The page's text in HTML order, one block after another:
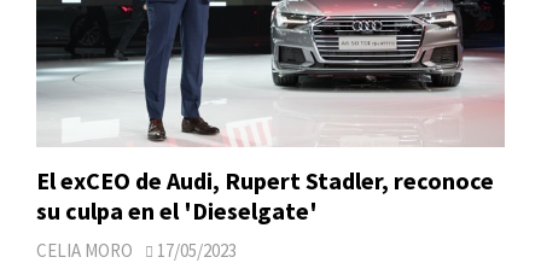
El exCEO de Audi, Rupert Stadler, reconoce
su culpa en el 'Dieselgate'
CELIA MORO 17/05/2023